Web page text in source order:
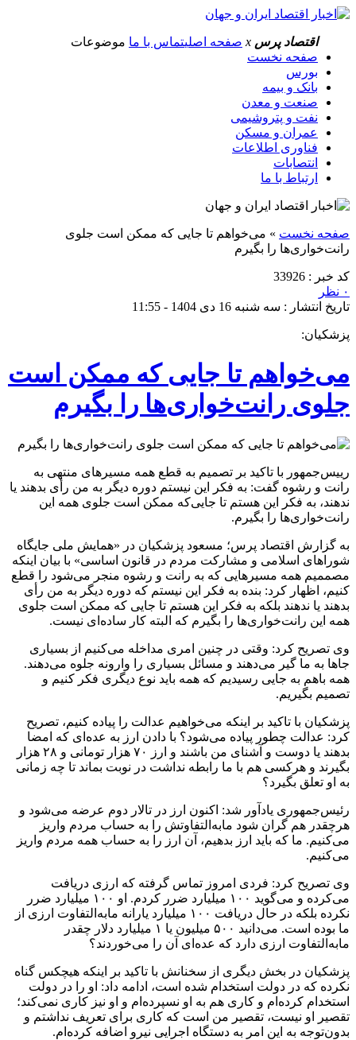
اقتصاد پرس x صفحه اصلیتماس با ما موضوعات
صفحه نخست
بورس
بانک و بیمه
صنعت و معدن
نفت و پتروشیمی
عمران و مسکن
فناوری اطلاعات
انتصابات
ارتباط با ما
صفحه نخست » می‌خواهم تا جایی‌ که ممکن است جلوی
رانت‌خواری‌ها را بگیرم
کد خبر : 33926
۰ نظر
تاریخ انتشار : سه شنبه 16 دی 1404 - 11:55
پزشکیان:
می‌خواهم تا جایی‌ که ممکن است
جلوی رانت‌خواری‌ها را بگیرم
رییس‌جمهور با تاکید بر تصمیم به قطع همه مسیر‌های منتهی به
رانت و رشوه گفت: به فکر این نیستم دوره دیگر به من رأی بدهند یا
ندهند، به فکر این هستم تا جایی‌که ممکن است جلوی همه این
رانت‌خواری‌ها را بگیرم.
به گزارش اقتصاد پرس؛ مسعود پزشکیان در «همایش ملی جایگاه
شورا‌های اسلامی و مشارکت مردم در قانون اساسی» با بیان اینکه
مصممیم همه مسیر‌هایی که به رانت و رشوه منجر می‌شود را قطع
کنیم، اظهار کرد: بنده به فکر این نیستم که دوره دیگر به من رأی
بدهند یا ندهند بلکه به فکر این هستم تا جایی که ممکن است جلوی
همه این رانت‌خواری‌ها را بگیرم که البته کار ساده‌ای نیست.
وی تصریح کرد: وقتی در چنین امری مداخله می‌کنیم از بسیاری
جا‌ها به ما گیر می‌دهند و مسائل بسیاری را وارونه جلوه می‌دهند.
همه باهم به جایی رسیدیم که همه باید نوع دیگری فکر کنیم و
تصمیم بگیریم.
پزشکیان با تاکید بر اینکه می‌خواهیم عدالت را پیاده کنیم، تصریح
کرد: عدالت چطور پیاده می‌شود؟ با دادن ارز به عده‌ای که امضا
بدهند یا دوست و آشنای من باشند و ارز ۷۰ هزار تومانی و ۲۸ هزار
بگیرند و هرکسی هم با ما رابطه نداشت در نوبت بماند تا چه زمانی
به او تعلق بگیرد؟
رئیس‌جمهوری یادآور شد: اکنون ارز در تالار دوم عرضه می‌شود و
هرچقدر هم گران شود مابه‌التفاوتش را به حساب مردم واریز
می‌کنیم. ما که باید ارز بدهیم، آن ارز را به حساب همه مردم واریز
می‌کنیم.
وی تصریح کرد: فردی امروز تماس گرفته که ارزی دریافت
می‌کرده و می‌گوید ۱۰۰ میلیارد ضرر کردم. او ۱۰۰ میلیارد ضرر
نکرده بلکه در حال دریافت ۱۰۰ میلیارد یارانه مابه‌التفاوت ارزی از
ما بوده است. می‌دانید ۵۰۰ میلیون یا ۱ میلیارد دلار چقدر
مابه‌التفاوت ارزی دارد که عده‌ای آن را می‌خوردند؟
پزشکیان در بخش دیگری از سخنانش با تاکید بر اینکه هیچکس گناه
نکرده که در دولت استخدام شده است، ادامه داد: او را در دولت
استخدام کرده‌ام و کاری هم به او نسپرده‌ام و او نیز کاری نمی‌کند؛
تقصیر او نیست، تقصیر من است که کاری برای تعریف نداشتم و
بدون‌توجه به این امر به دستگاه اجرایی نیرو اضافه کرده‌ام.